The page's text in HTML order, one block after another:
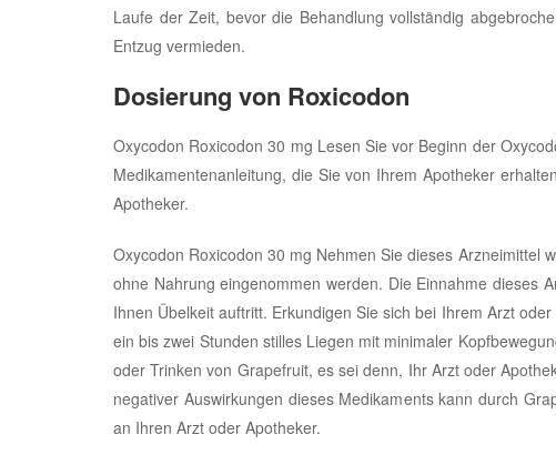
Laufe der Zeit, bevor die Behandlung vollständig
Entzug vermieden.
Dosierung von Roxicodon
Oxycodon Roxicodon 30 mg Lesen Sie vor Beginn der
Medikamentenanleitung, die Sie von Ihrem Apotheker
Apotheker.
Oxycodon Roxicodon 30 mg Nehmen Sie dieses Arzneimittel
ohne Nahrung eingenommen werden. Die Einnahme dieses
Ihnen Übelkeit auftritt. Erkundigen Sie sich bei Ihrem Arzt
ein bis zwei Stunden stilles Liegen mit minimaler
oder Trinken von Grapefruit, es sei denn, Ihr Arzt oder
negativer Auswirkungen dieses Medikaments kann durch
an Ihren Arzt oder Apotheker.